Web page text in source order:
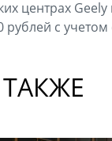
центрах
с